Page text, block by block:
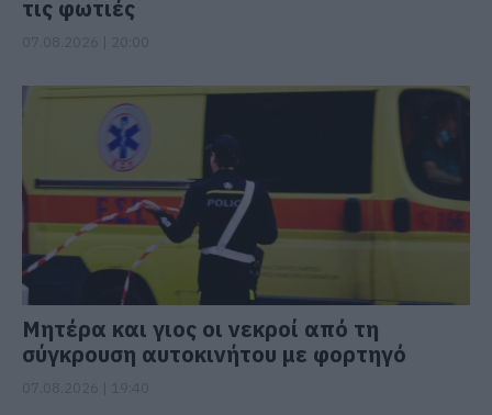
τις φωτιές
Μητέρα και γιος οι νεκροί από τη
σύγκρουση αυτοκινήτου με φορτηγό